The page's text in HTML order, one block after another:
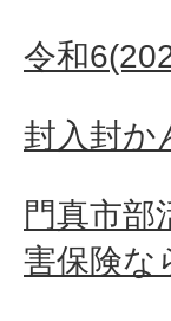
令和
封入封か
門真市部
害保険な